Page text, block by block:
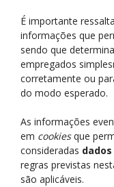
É importante
informações que
sendo que
empregados
corretamente ou
do modo esperado.
As informações
em cookiesque
consideradas
regras previstas
são aplicáveis.